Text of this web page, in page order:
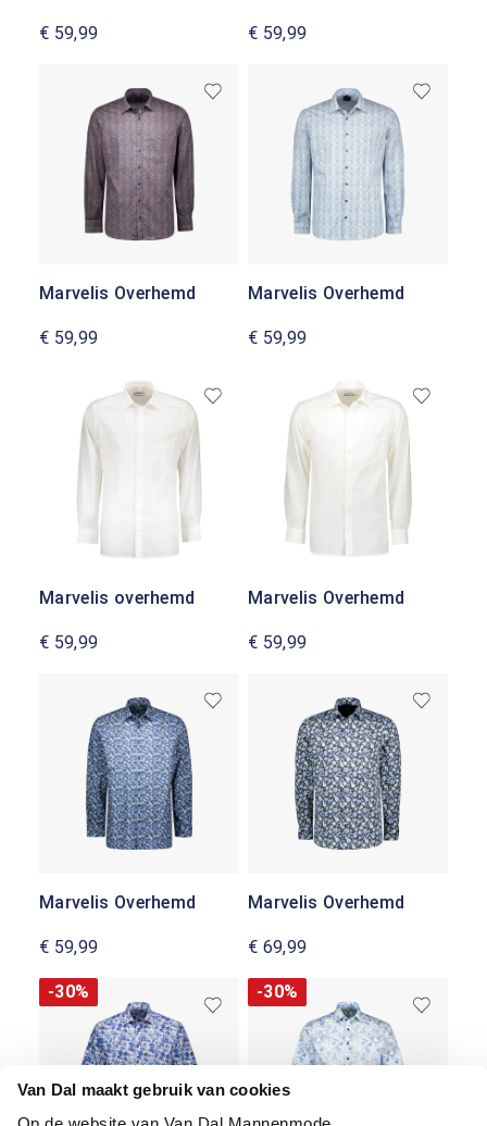
Van Dal maakt gebruik van cookies
€ 59,99 € 59,99
Marvelis Overhemd
€ 59,99
Marvelis Overhemd
€ 59,99
Marvelis overhemd
€ 59,99
Marvelis Overhemd
€ 59,99
Marvelis Overhemd
€ 59,99
Marvelis Overhemd
€ 69,99
-30% -30%